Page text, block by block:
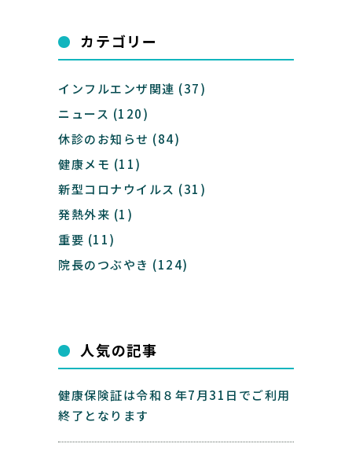
カテゴリー
インフルエンザ関連 (37)
ニュース (120)
休診のお知らせ (84)
健康メモ (11)
新型コロナウイルス (31)
発熱外来 (1)
重要 (11)
院長のつぶやき (124)
人気の記事
健康保険証は令和８年7月31日でご利用
終了となります